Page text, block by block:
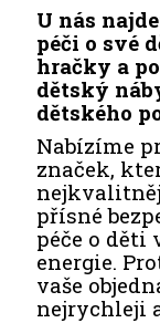
U nás
péči o své
hračky a
dětský
dětského
Nabízíme
značek,
přísné
péče o děti
energie.
vaše
nejrychleji